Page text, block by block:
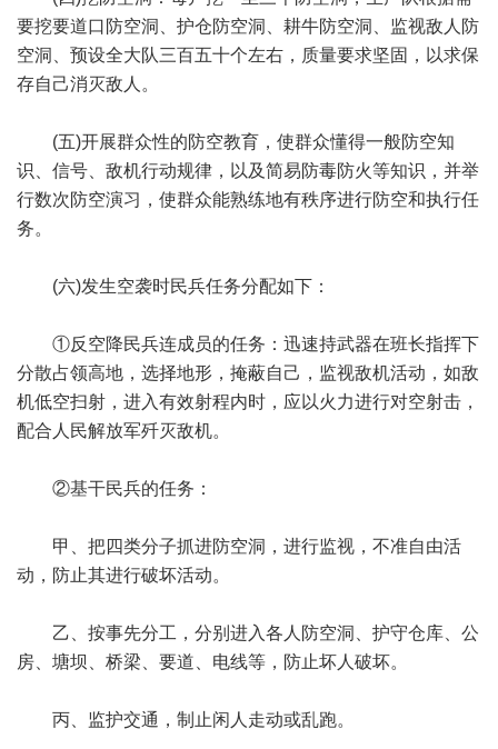
要挖要道口防空洞、护仓防空洞、耕牛防空洞、监视敌人防
空洞、预设全大队三百五十个左右，质量要求坚固，以求保
存自己消灭敌人。
(五)开展群众性的防空教育，使群众懂得一般防空知
识、信号、敌机行动规律，以及简易防毒防火等知识，并举
行数次防空演习，使群众能熟练地有秩序进行防空和执行任
务。
(六)发生空袭时民兵任务分配如下：
①反空降民兵连成员的任务：迅速持武器在班长指挥下
分散占领高地，选择地形，掩蔽自己，监视敌机活动，如敌
机低空扫射，进入有效射程内时，应以火力进行对空射击，
配合人民解放军歼灭敌机。
②基干民兵的任务：
甲、把四类分子抓进防空洞，进行监视，不准自由活
动，防止其进行破坏活动。
乙、按事先分工，分别进入各人防空洞、护守仓库、公
房、塘坝、桥梁、要道、电线等，防止坏人破坏。
丙、监护交通，制止闲人走动或乱跑。